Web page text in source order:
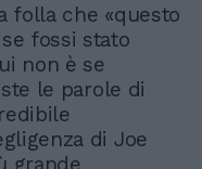
folla che «questo
fossi stato
non è se
le parole di
di Joe
grande